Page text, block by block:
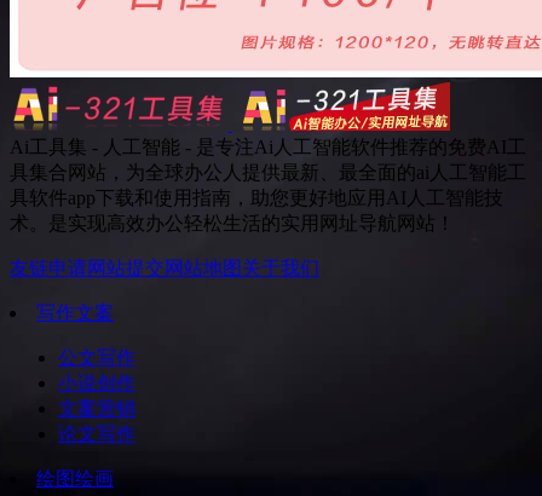
Ai工具集 - 人工智能 - 是专注Ai人工智能软件推荐的免费AI工
具集合网站，为全球办公人提供最新、最全面的ai人工智能工
具软件app下载和使用指南，助您更好地应用AI人工智能技
术。是实现高效办公轻松生活的实用网址导航网站！
友链申请网站提交网站地图 关于我们
写作文案
公文写作
小说创作
文案营销
论文写作
绘图绘画